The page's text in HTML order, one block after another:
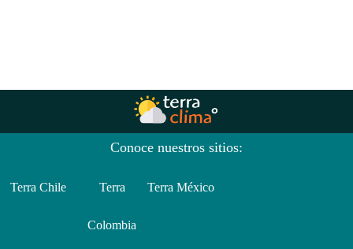
Conoce nuestros sitios:
Terra Chile Terra
Colombia
Terra México